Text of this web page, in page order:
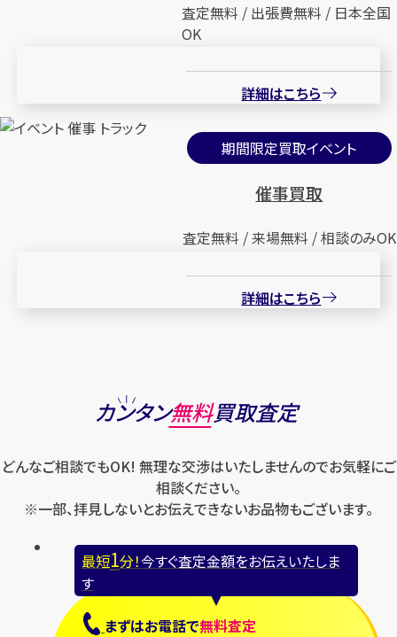
査定無料 / 出張費無料 / 日本全国
OK
詳細はこちら
期間限定買取イベント
催事買取
査定無料 / 来場無料 / 相談のみOK
詳細はこちら
カンタン無料買取査定
どんなご相談でもOK! 無理な交渉はいたしませんのでお気軽にご
相談ください。
※一部、拝見しないとお伝えできないお品物もございます。
最短1分！今すぐ査定金額をお伝えいたしま
す
まずはお電話で無料査定